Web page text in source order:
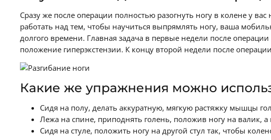
Сразу же после операции полностью разогнуть ногу в колене у
работать над тем, чтобы научиться выпрямлять ногу, ваша
долгого времени. Главная задача в первые недели после
положение гиперэкстензии. К концу второй недели после
Какие же упражнения можно
Сидя на полу, делать аккуратную, мягкую растяжку мышцы
Лежа на спине, приподнять голень, положив ногу на валик,
Сидя на стуле, положить ногу на другой стул так, чтобы